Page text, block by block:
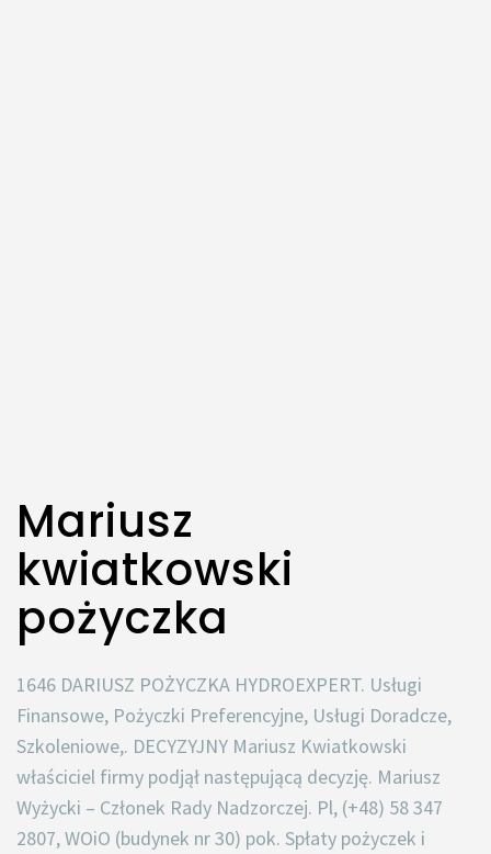
Mariusz
kwiatkowski
pożyczka
1646 DARIUSZ POŻYCZKA HYDROEXPERT. Usługi
Finansowe, Pożyczki Preferencyjne, Usługi Doradcze,
Szkoleniowe,. DECYZYJNY Mariusz Kwiatkowski
właściciel firmy podjął następującą decyzję. Mariusz
Wyżycki – Członek Rady Nadzorczej. Pl, (+48) 58 347
2807, WOiO (budynek nr 30) pok. Spłaty pożyczek i